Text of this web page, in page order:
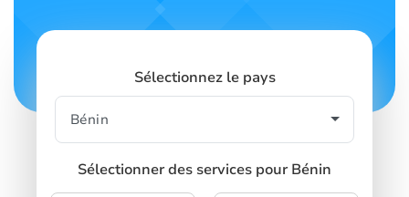
SIGN IN
Sélectionnez le pays
Sélectionner des services pour Bénin